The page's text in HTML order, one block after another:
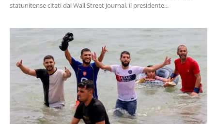
statunitense citati dal Wall Street Journal, il presidente...